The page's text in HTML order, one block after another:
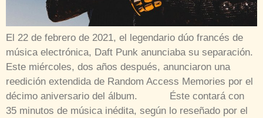
El 22 de febrero de 2021, el legendario dúo francés de
música electrónica, Daft Punk anunciaba su separación.
Este miércoles, dos años después, anunciaron una
reedición extendida de Random Access Memories por el
décimo aniversario del álbum. Éste contará con
35 minutos de música inédita, según lo reseñado por el